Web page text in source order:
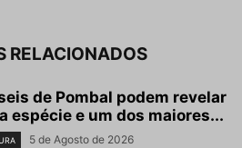
RELACIONADOS
de Pombal podem revelar
espécie e um dos maiores...
5 de Agosto de 2026